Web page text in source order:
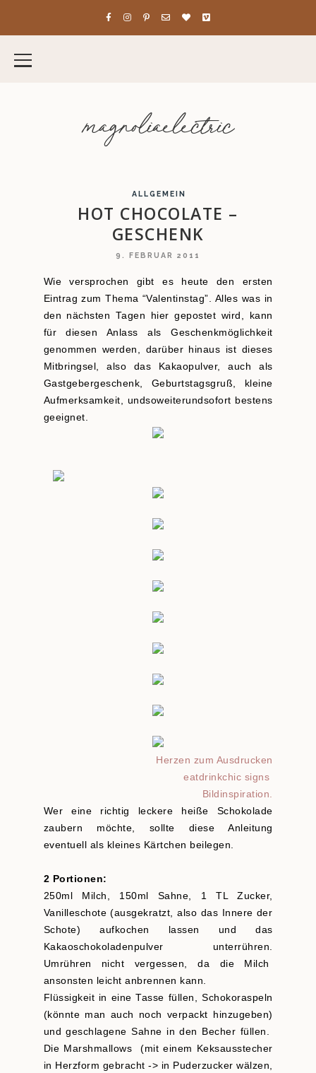
magnoliaelectric
ALLGEMEIN
HOT CHOCOLATE –
GESCHENK
9. FEBRUAR 2011
Wie versprochen gibt es heute den ersten
Eintrag zum Thema “Valentinstag”. Alles was in
den nächsten Tagen hier gepostet wird, kann
für diesen Anlass als Geschenkmöglichkeit
genommen werden, darüber hinaus ist dieses
Mitbringsel, also das Kakaopulver, auch als
Gastgebergeschenk, Geburtstagsgruß, kleine
Aufmerksamkeit, undsoweiterundsofort bestens
geeignet.
Herzen zum Ausdrucken
eatdrinkchic signs
Bildinspiration.
Wer eine richtig leckere heiße Schokolade
zaubern möchte, sollte diese Anleitung
eventuell als kleines Kärtchen beilegen.
2 Portionen:
250ml Milch, 150ml Sahne, 1 TL Zucker,
Vanilleschote (ausgekratzt, also das Innere der
Schote) aufkochen lassen und das
Kakaoschokoladenpulver unterrühren.
Umrühren nicht vergessen, da die Milch
ansonsten leicht anbrennen kann.
Flüssigkeit in eine Tasse füllen, Schokoraspeln
(könnte man auch noch verpackt hinzugeben)
und geschlagene Sahne in den Becher füllen.
Die Marshmallows (mit einem Keksausstecher
in Herzform gebracht -> in Puderzucker wälzen,